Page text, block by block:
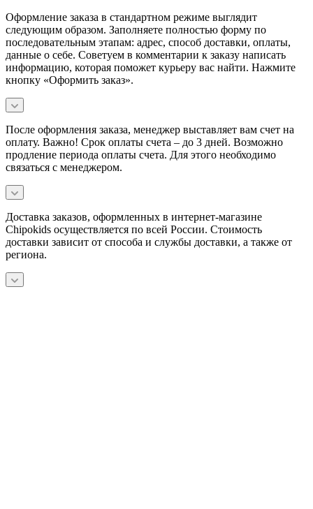
Оформление заказа в стандартном режиме выглядит
следующим образом. Заполняете полностью форму по
последовательным этапам: адрес, способ доставки, оплаты,
данные о себе. Советуем в комментарии к заказу написать
информацию, которая поможет курьеру вас найти. Нажмите
кнопку «Оформить заказ».
После оформления заказа, менеджер выставляет вам счет на
оплату. Важно! Срок оплаты счета – до 3 дней. Возможно
продление периода оплаты счета. Для этого необходимо
связаться с менеджером.
Доставка заказов, оформленных в интернет-магазине
Chipokids осуществляется по всей России. Стоимость
доставки зависит от способа и службы доставки, а также от
региона.